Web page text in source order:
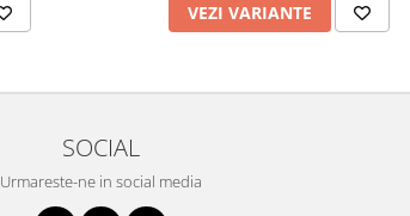
VEZI VARIANTE
SOCIAL
Urmareste-ne in social media